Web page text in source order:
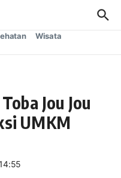
Wisata
Jou Jou
UMKM